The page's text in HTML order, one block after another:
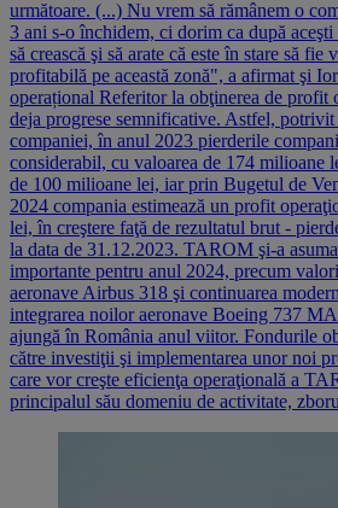
următoare. (...) Nu vrem să rămânem o
3 ani s-o închidem, ci dorim ca după aceşti
să crească şi să arate că este în stare să
profitabilă pe această zonă", a afirmat şi
operațional Referitor la obţinerea de profit
deja progrese semnificative. Astfel,
companiei, în anul 2023 pierderile
considerabil, cu valoarea de 174 milioane
de 100 milioane lei, iar prin Bugetul de
2024 compania estimează un profit
lei, în creştere faţă de rezultatul brut -
la data de 31.12.2023. TAROM şi-a
importante pentru anul 2024, precum
aeronave Airbus 318 şi continuarea
integrarea noilor aeronave Boeing 737
ajungă în România anul viitor. Fondurile
către investiţii şi implementarea unor noi
care vor creşte eficienţa operaţională a
principalul său domeniu de activitate,